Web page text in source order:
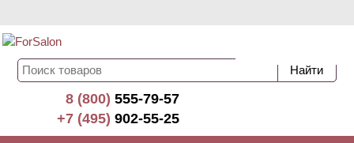
8 (800)555-79-57
+7 (495)902-55-25